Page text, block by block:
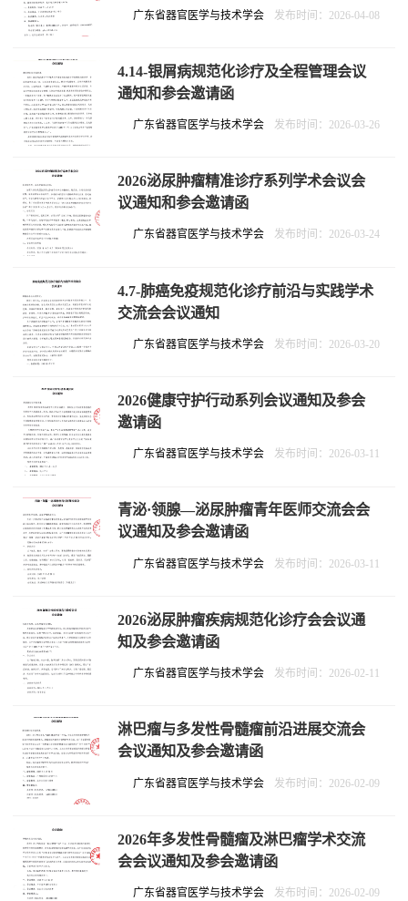
广东省器官医学与技术学会 发布时间：2026-04-08
4.14-银屑病规范化诊疗及全程管理会议
通知和参会邀请函
广东省器官医学与技术学会 发布时间：2026-03-26
2026泌尿肿瘤精准诊疗系列学术会议会
议通知和参会邀请函
广东省器官医学与技术学会 发布时间：2026-03-24
4.7-肺癌免疫规范化诊疗前沿与实践学术
交流会会议通知
广东省器官医学与技术学会 发布时间：2026-03-20
2026健康守护行动系列会议通知及参会
邀请函
广东省器官医学与技术学会 发布时间：2026-03-11
青泌·领腺—泌尿肿瘤青年医师交流会会
议通知及参会邀请函
广东省器官医学与技术学会 发布时间：2026-03-11
2026泌尿肿瘤疾病规范化诊疗会会议通
知及参会邀请函
广东省器官医学与技术学会 发布时间：2026-02-11
淋巴瘤与多发性骨髓瘤前沿进展交流会
会议通知及参会邀请函
广东省器官医学与技术学会 发布时间：2026-02-09
2026年多发性骨髓瘤及淋巴瘤学术交流
会会议通知及参会邀请函
广东省器官医学与技术学会 发布时间：2026-02-09